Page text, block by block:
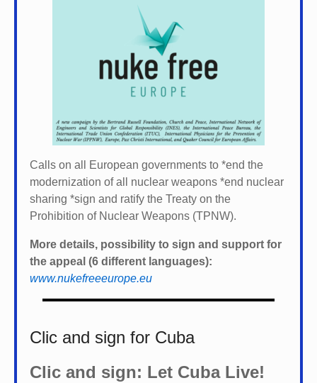
Calls on all European governments to *end the
modernization of all nuclear weapons *end nuclear
sharing *sign and ratify the Treaty on the
Prohibition of Nuclear Weapons (TPNW).
More details, possibility to sign and support for
the appeal (6 different languages):
www.nukefreeeurope.eu
Clic and sign for Cuba
Clic and sign: Let Cuba Live!